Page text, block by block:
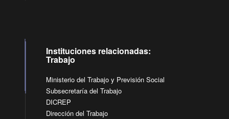
Instituciones relacionadas:
Trabajo
Ministerio del Trabajo y Previsión Social
Subsecretaría del Trabajo
DICREP
Dirección del Trabajo